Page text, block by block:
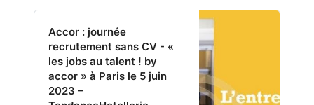
aéroports et les avancées
actuelles devraient permettre
à l’aérien de poursuivre cette
mutation. Soucieuse de
répo…
Accor : journée
recrutement sans CV - «
les jobs au talent ! by
accor » à Paris le 5 juin
2023 –